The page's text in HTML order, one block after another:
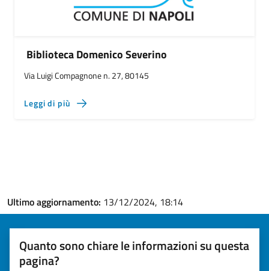
Biblioteca Domenico Severino
Via Luigi Compagnone n. 27, 80145
Leggi di più
Ultimo aggiornamento: 13/12/2024, 18:14
Quanto sono chiare le informazioni su questa
pagina?